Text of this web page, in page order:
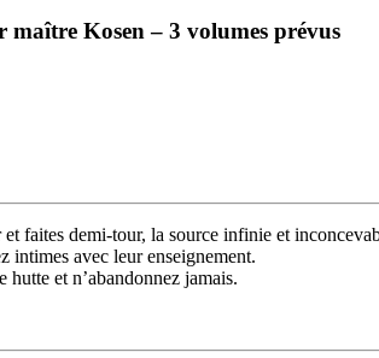
Kosen – 3 volumes prévus
faites demi-tour, la source infinie et
intimes avec leur enseignement.
et n’abandonnez jamais.